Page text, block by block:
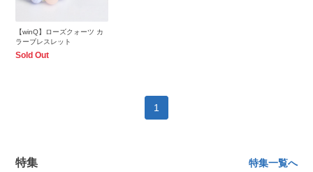
【winQ】ローズクォーツ カ
ラーブレスレット
Sold Out
1
特集 特集一覧へ